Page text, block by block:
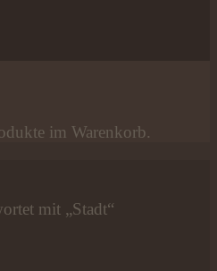
im Warenkorb.
mit „Stadt“